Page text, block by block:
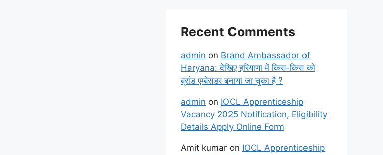
Recent Comments
admin on Brand Ambassador of
Haryana: देखिए हरियाणा में किस-किस को
ब्रांड एम्बेसडर बनाया जा चुका है ?
admin on IOCL Apprenticeship
Vacancy 2025 Notification, Eligibility
Details Apply Online Form
Amit kumar on IOCL Apprenticeship